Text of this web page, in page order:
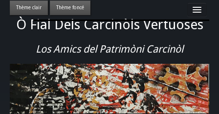
Ò Fial Dels Carcinòls Vertuoses
Los Amics del Patrimòni Carcinòl
Accueil
LES QUERCYNOIS & LEUR CULTURE
PATRIMOINE
GASTRONOMIE
ACTUALITE-CULTURE-EVENEMENTS LOCAUX